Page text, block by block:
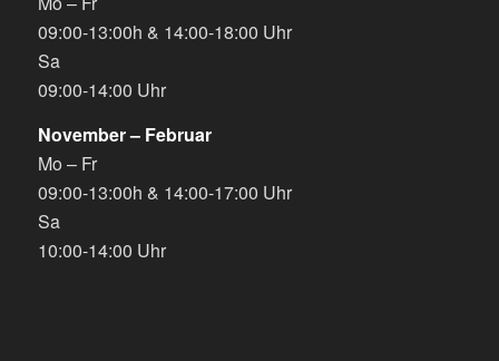
09:00-13:00h & 14:00-18:00 Uhr
Sa
09:00-14:00 Uhr
November – Februar
Mo – Fr
09:00-13:00h & 14:00-17:00 Uhr
Sa
10:00-14:00 Uhr